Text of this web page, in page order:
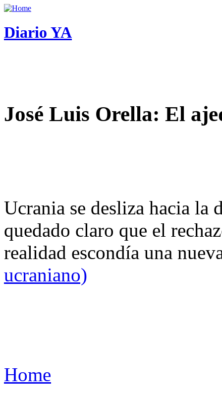
Diario YA
José Luis Orella: El
Ucrania se desliza hacia
quedado claro que el
realidad escondía una
ucraniano)
Home